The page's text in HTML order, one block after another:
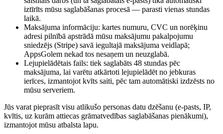
iztīrīts mūsu saglabāšanas procesā — parasti vienas stundas
laikā.
Maksājuma informāciju: kartes numuru, CVC un norēķinu
adresi pilnībā apstrādā mūsu maksājumu pakalpojumu
sniedzējs (Stripe) savā iegultajā maksājuma veidlapā;
AppsGolem nekad tos nesaņem un neuzglabā.
Lejupielādētais fails: tiek saglabāts 48 stundas pēc
maksājuma, lai varētu atkārtoti lejupielādēt no jebkuras
ierīces, izmantojot kvīts saiti, pēc tam automātiski izdzēsts no
mūsu serveriem.
Jūs varat pieprasīt visu atlikušo personas datu dzēšanu (e-pasts, IP,
kvītis, uz kurām attiecas grāmatvedības saglabāšanas pienākumi),
izmantojot mūsu atbalsta lapu.